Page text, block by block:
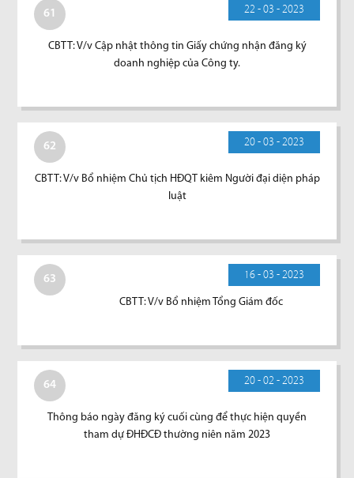
61 22 - 03 - 2023
CBTT: V/v Cập nhật thông tin Giấy chứng nhận đăng ký
doanh nghiệp của Công ty.
62 20 - 03 - 2023
CBTT: V/v Bổ nhiệm Chủ tịch HĐQT kiêm Người đại diện pháp
luật
63 16 - 03 - 2023
CBTT: V/v Bổ nhiệm Tổng Giám đốc
64 20 - 02 - 2023
Thông báo ngày đăng ký cuối cùng để thực hiện quyền
tham dự ĐHĐCĐ thường niên năm 2023